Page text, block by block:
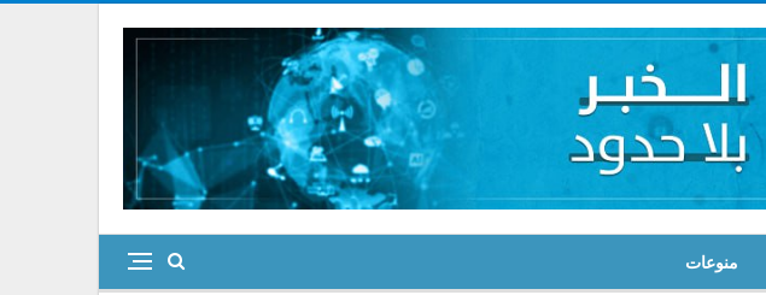
منوعات